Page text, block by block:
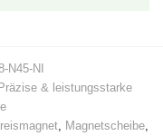
N45-NI
& leistungsstarke
, Magnetscheibe,